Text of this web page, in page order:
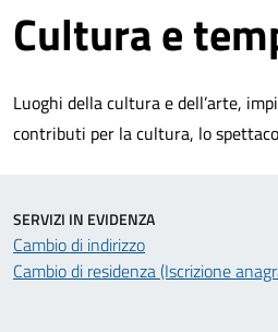
Cultura e
Luoghi della cultura e dell’arte,
contributi per la cultura, lo
SERVIZI IN EVIDENZA
Cambio di indirizzo
Cambio di residenza (Iscrizione